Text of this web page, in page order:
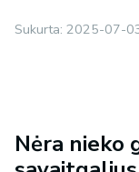
Sukurta: 2025-07-
Nėra nieko